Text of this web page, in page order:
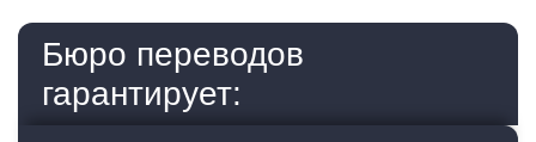
Бюро переводов
гарантирует: